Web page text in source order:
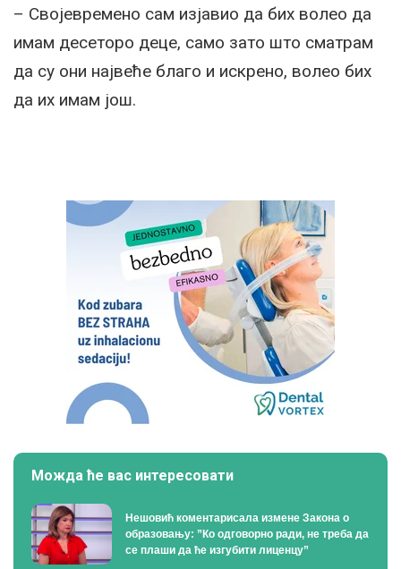
– Својевремено сам изјавио да бих волео да
имам десеторо деце, само зато што сматрам
да су они највеће благо и искрено, волео бих
да их имам још.
Можда ће вас интересовати
Нешовић коментарисала измене Закона о
образовању: ”Ко одговорно ради, не треба да
се плаши да ће изгубити лиценцу”